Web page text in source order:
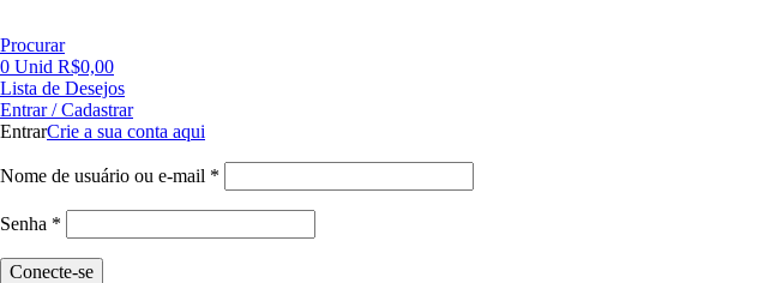
Procurar
0 Unid R$0,00
Lista de Desejos
Entrar / Cadastrar
EntrarCrie a sua conta aqui
Nome de usuário ou e-mail *
Senha *
Conecte-se